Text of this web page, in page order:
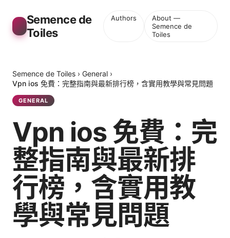
Semence de
Toiles
Authors
About —
Semence de
Toiles
Semence de Toiles › General ›
Vpn ios 免費：完整指南與最新排行榜，含實用教學與常見問題
GENERAL
Vpn ios 免費：完
整指南與最新排
行榜，含實用教
學與常見問題